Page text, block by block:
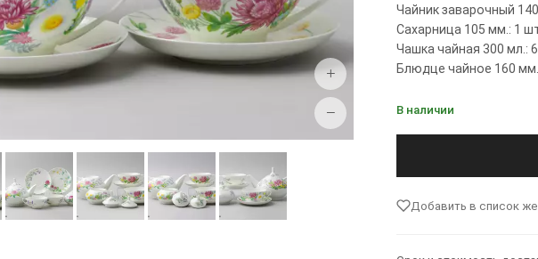
+
−
Чайник заварочный
Сахарница 105 мм.: 1
Чашка чайная 300 мл.:
Блюдце чайное 160
В наличии
Добавить в список